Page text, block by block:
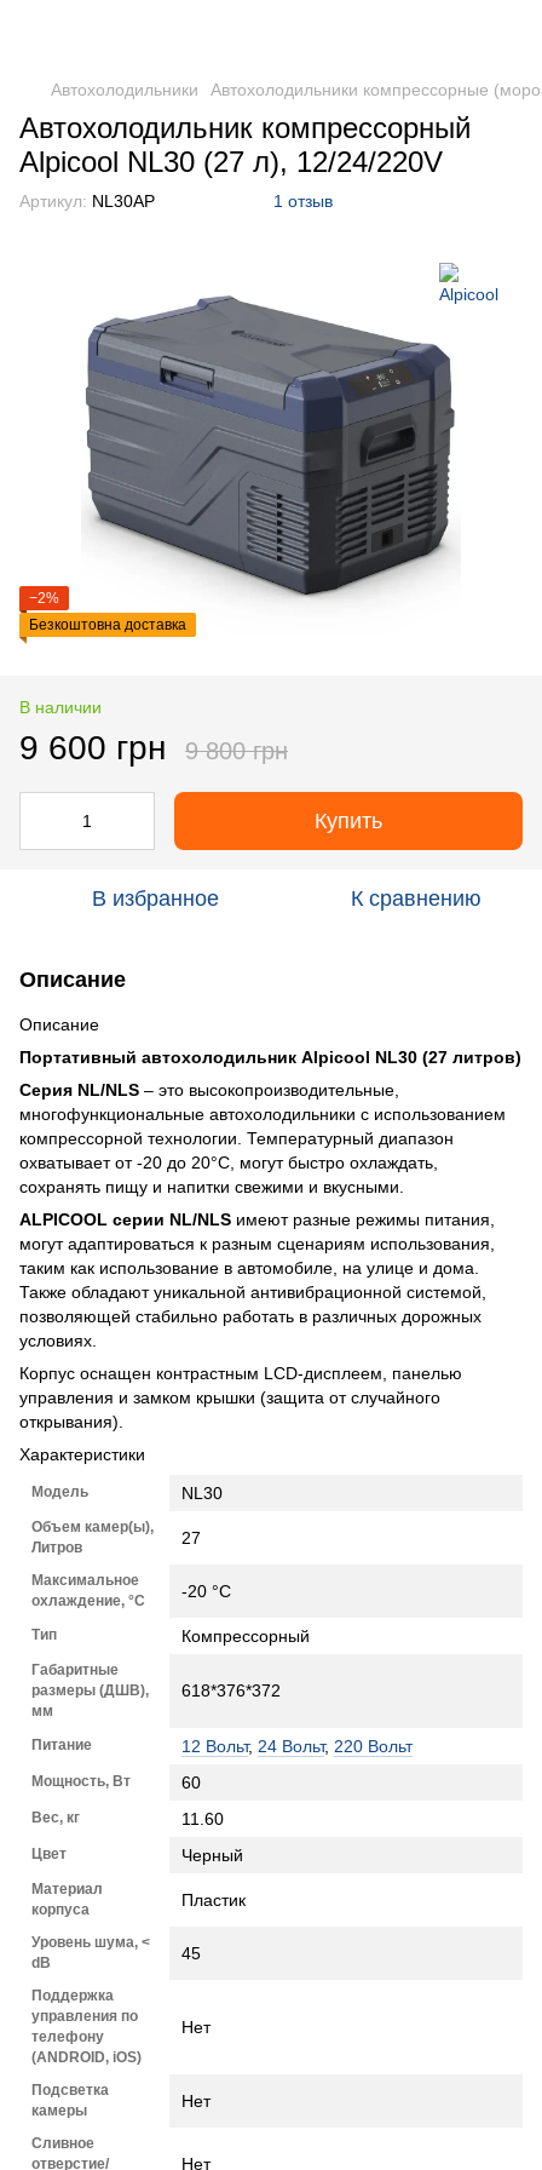
Автохолодильники Автохолодильники компрессорные
Автохолодильник компрессорный
Alpicool NL30 (27 л), 12/24/220V
Артикул: NL30AP 1 отзыв
−2%
Безкоштовна доставка
В наличии
9 600 грн 9 800 грн
Купить
В избранное К сравнению
Описание
Описание
Портативный автохолодильник Alpicool NL30 (27 литров)
Серия NL/NLS – это высокопроизводительные,
многофункциональные автохолодильники с использованием
компрессорной технологии. Температурный диапазон
охватывает от -20 до 20°C, могут быстро охлаждать,
сохранять пищу и напитки свежими и вкусными.
ALPICOOL серии NL/NLS имеют разные режимы питания,
могут адаптироваться к разным сценариям использования,
таким как использование в автомобиле, на улице и дома.
Также обладают уникальной антивибрационной системой,
позволяющей стабильно работать в различных дорожных
условиях.
Корпус оснащен контрастным LCD-дисплеем, панелью
управления и замком крышки (защита от случайного
открывания).
Характеристики
Модель NL30
Объем камер(ы),
Литров
27
Максимальное
охлаждение, °C
-20 °C
Тип Компрессорный
Габаритные
размеры (ДШВ),
мм
618*376*372
Питание 12 Вольт, 24 Вольт, 220 Вольт
Мощность, Вт 60
Вес, кг 11.60
Цвет Черный
Материал
корпуса
Пластик
Уровень шума, <
dB
45
Поддержка
управления по
телефону
(ANDROID, iOS)
Нет
Подсветка
камеры
Нет
Сливное
отверстие/
Нет